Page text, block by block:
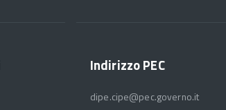
Indirizzo PEC
dipe.cipe@pec.governo.it